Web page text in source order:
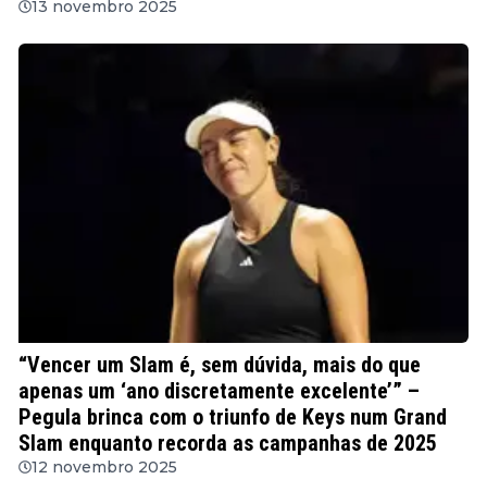
13 novembro 2025
“Vencer um Slam é, sem dúvida, mais do que
apenas um ‘ano discretamente excelente’” –
Pegula brinca com o triunfo de Keys num Grand
Slam enquanto recorda as campanhas de 2025
12 novembro 2025